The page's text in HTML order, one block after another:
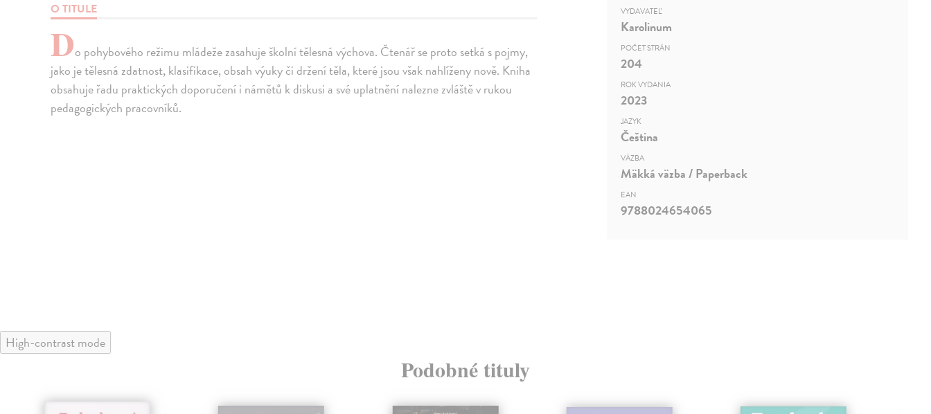
O TITULE
Do pohybového režimu mládeže zasahuje školní tělesná výchova. Čtenář se proto setká s pojmy,
jako je tělesná zdatnost, klasifikace, obsah výuky či držení těla, které jsou však nahlíženy nově. Kniha
obsahuje řadu praktických doporučení i námětů k diskusi a své uplatnění nalezne zvláště v rukou
pedagogických pracovníků.
VYDAVATEĽ
Karolinum
POČET STRÁN
204
ROK VYDANIA
2023
JAZYK
Čeština
VÄZBA
Mäkká väzba / Paperback
EAN
9788024654065
High-contrast mode
Podobné tituly